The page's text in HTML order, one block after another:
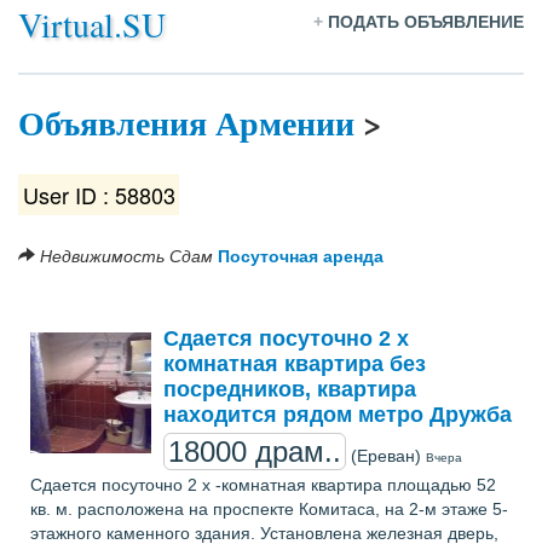
Virtual.SU + ПОДАТЬ ОБЪЯВЛЕНИЕ
Объявления Армении>
User ID : 58803
Недвижимость Сдам Посуточная аренда
Сдается посуточно 2 х
комнатная квартира без
посредников, квартира
находится рядом метро Дружба
18000 драм.. (Ереван) Вчера
Сдается посуточно 2 х -комнатная квартира площадью 52
кв. м. расположена на проспекте Комитаса, на 2-м этаже 5-
этажного каменного здания. Установлена железная дверь,